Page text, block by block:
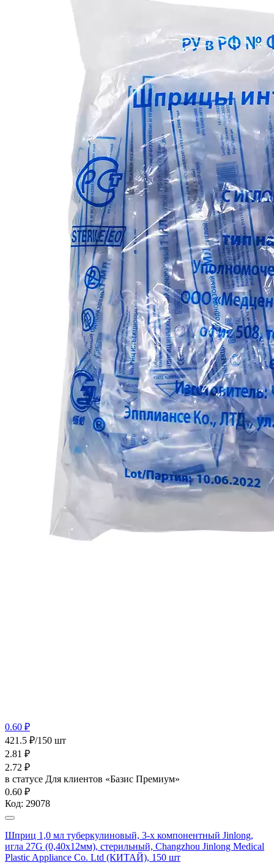
0.60 ₽
421.5 ₽/150 шт
2.81 ₽
2.72 ₽
в статусе Для клиентов «Базис Премиум»
0.60 ₽
Код: 29078
Шприц 1,0 мл туберкулиновый, 3-х компонентный Jinlong,
игла 27G (0,40х12мм), стерильный, Changzhou Jinlong Medical
Plastic Appliance Co. Ltd (КИТАЙ), 150 шт